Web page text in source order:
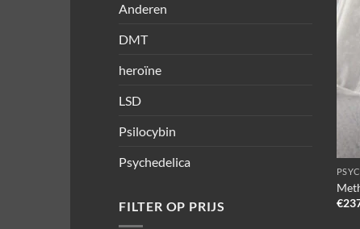
Anderen
DMT
heroïne
LSD
Psilocybin
Psychedelica
FILTER OP PRIJS
€